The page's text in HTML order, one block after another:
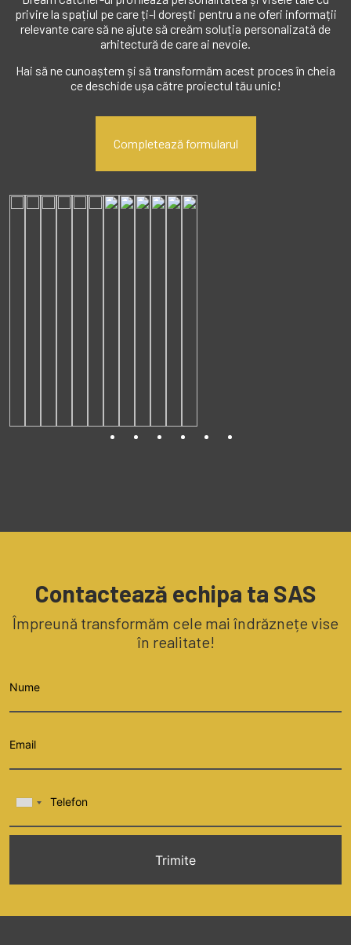
privire la spațiul pe care ți-l dorești pentru a ne oferi informații
relevante care să ne ajute să creăm soluția personalizată de
arhitectură de care ai nevoie.
Hai să ne cunoaștem și să transformăm acest proces în cheia
ce deschide ușa către proiectul tău unic!
Completează formularul
Contactează echipa ta SAS
Împreună transformăm cele mai îndrăznețe vise
în realitate!
Trimite